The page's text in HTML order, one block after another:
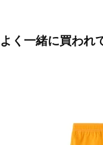
よく一緒に買われ